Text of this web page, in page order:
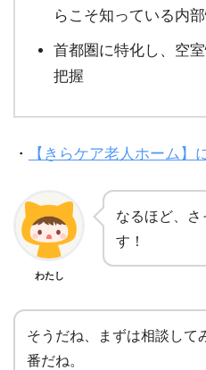
らこそ知っている内
首都圏に特化し、空
把握
・ 【きらケア老人ホーム】
わたし
なるほど、さ
す！
そうだね、まずは相談して
番だね。